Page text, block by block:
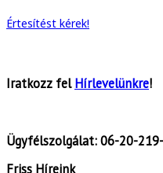
Értesítést kérek!
Iratkozz felHírlevelünkre!
Ügyfélszolgálat:06-20-
Friss Híreink